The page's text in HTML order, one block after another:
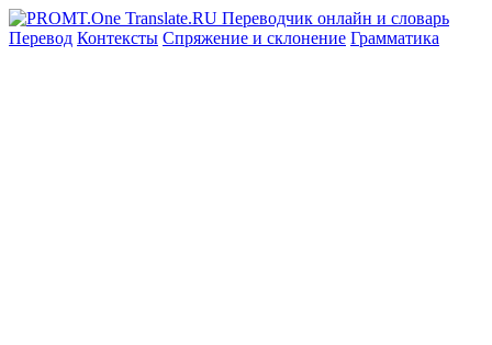
Перевод Контексты Спряжение и склонение Грамматика